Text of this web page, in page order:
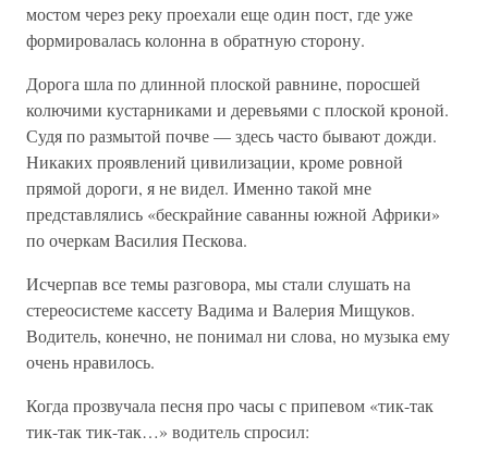
мостом через реку проехали еще один пост, где уже
формировалась колонна в обратную сторону.
Дорога шла по длинной плоской равнине, поросшей
колючими кустарниками и деревьями с плоской кроной.
Судя по размытой почве — здесь часто бывают дожди.
Никаких проявлений цивилизации, кроме ровной
прямой дороги, я не видел. Именно такой мне
представлялись «бескрайние саванны южной Африки»
по очеркам Василия Пескова.
Исчерпав все темы разговора, мы стали слушать на
стереосистеме кассету Вадима и Валерия Мищуков.
Водитель, конечно, не понимал ни слова, но музыка ему
очень нравилось.
Когда прозвучала песня про часы с припевом «тик-так
тик-так тик-так…» водитель спросил: